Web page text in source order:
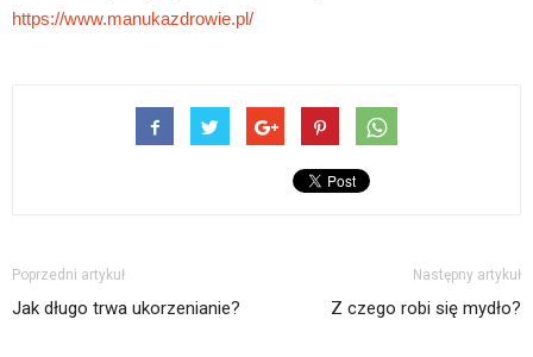
https://www.manukazdrowie.pl/
Poprzedni artykuł
Jak długo trwa ukorzenianie?
Następny artykuł
Z czego robi się mydło?